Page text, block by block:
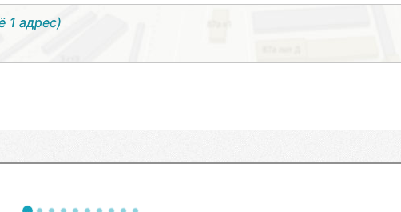
1 адрес)